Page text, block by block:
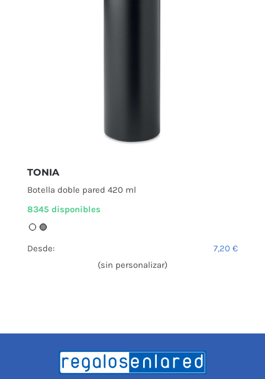
TONIA
Botella doble pared 420 ml
8345 disponibles
Desde: 7,20 €
(sin personalizar)